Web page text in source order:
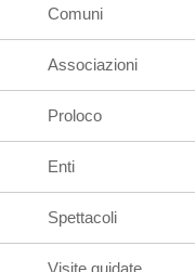
Comuni
Associazioni
Proloco
Enti
Spettacoli
Visite guidate